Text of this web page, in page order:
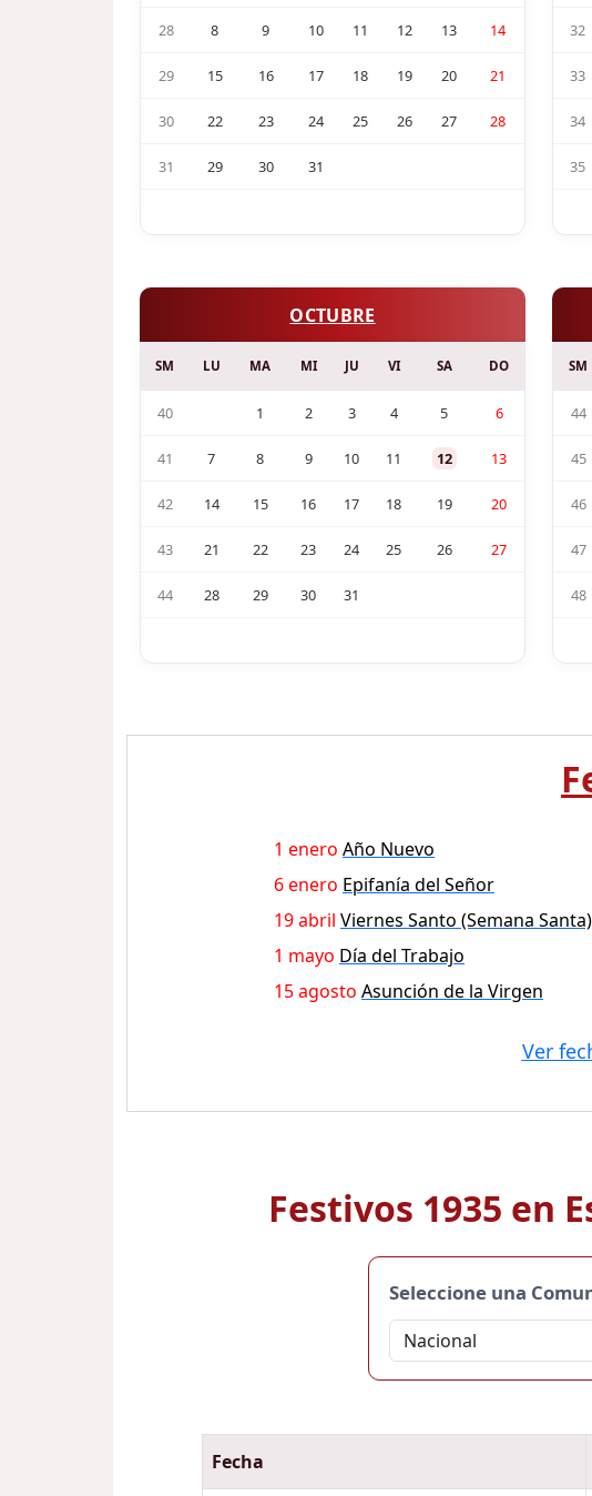
28 8 9 10 11 12 13 14
29 15 16 17 18 19 20 21
30 22 23 24 25 26 27 28
31 29 30 31
32
33
34
35
OCTUBRE
SM LU MA MI JU VI SA DO
40 1 2 3 4 5 6
41 7 8 9 10 11 12 13
42 14 15 16 17 18 19 20
43 21 22 23 24 25 26 27
44 28 29 30 31
SM
44
45
46
47
48
1 enero Año Nuevo
6 enero Epifanía del Señor
19 abril Viernes Santo (Semana Santa)
1 mayo Día del Trabajo
15 agosto Asunción de la Virgen
Ver
Festivos 1935 en
Seleccione una
Fecha